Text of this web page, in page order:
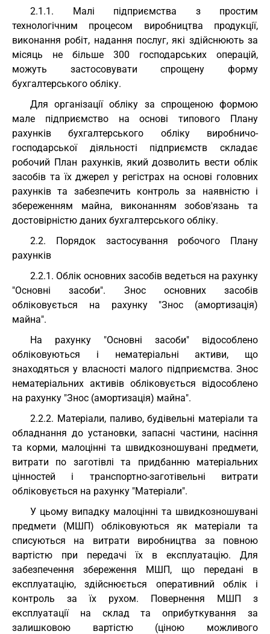
2.1.1. Малі підприємства з простим
технологічним процесом виробництва продукції,
виконання робіт, надання послуг, які здійснюють за
місяць не більше 300 господарських операцій,
можуть застосовувати спрощену форму
бухгалтерського обліку.
Для організації обліку за спрощеною формою
мале підприємство на основі типового Плану
рахунків бухгалтерського обліку виробничо-
господарської діяльності підприємств складає
робочий План рахунків, який дозволить вести облік
засобів та їх джерел у регістрах на основі головних
рахунків та забезпечить контроль за наявністю і
збереженням майна, виконанням зобов'язань та
достовірністю даних бухгалтерського обліку.
2.2. Порядок застосування робочого Плану
рахунків
2.2.1. Облік основних засобів ведеться на рахунку
"Основні засоби". Знос основних засобів
обліковується на рахунку "Знос (амортизація)
майна".
На рахунку "Основні засоби" відособлено
обліковуються і нематеріальні активи, що
знаходяться у власності малого підприємства. Знос
нематеріальних активів обліковується відособлено
на рахунку "Знос (амортизація) майна".
2.2.2. Матеріали, паливо, будівельні матеріали та
обладнання до установки, запасні частини, насіння
та корми, малоцінні та швидкозношувані предмети,
витрати по заготівлі та придбанню матеріальних
цінностей і транспортно-заготівельні витрати
обліковується на рахунку "Матеріали".
У цьому випадку малоцінні та швидкозношувані
предмети (МШП) обліковуються як матеріали та
списуються на витрати виробництва за повною
вартістю при передачі їх в експлуатацію. Для
забезпечення збереження МШП, що передані в
експлуатацію, здійснюється оперативний облік і
контроль за їх рухом. Повернення МШП з
експлуатації на склад та оприбуткування за
залишковою вартістю (ціною можливого